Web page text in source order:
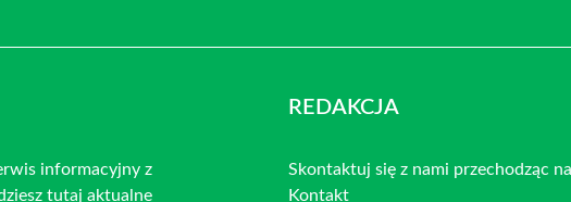
informacyjny z
tutaj aktualne
REDAKCJA
Skontaktuj się z nami przechodząc
Kontakt